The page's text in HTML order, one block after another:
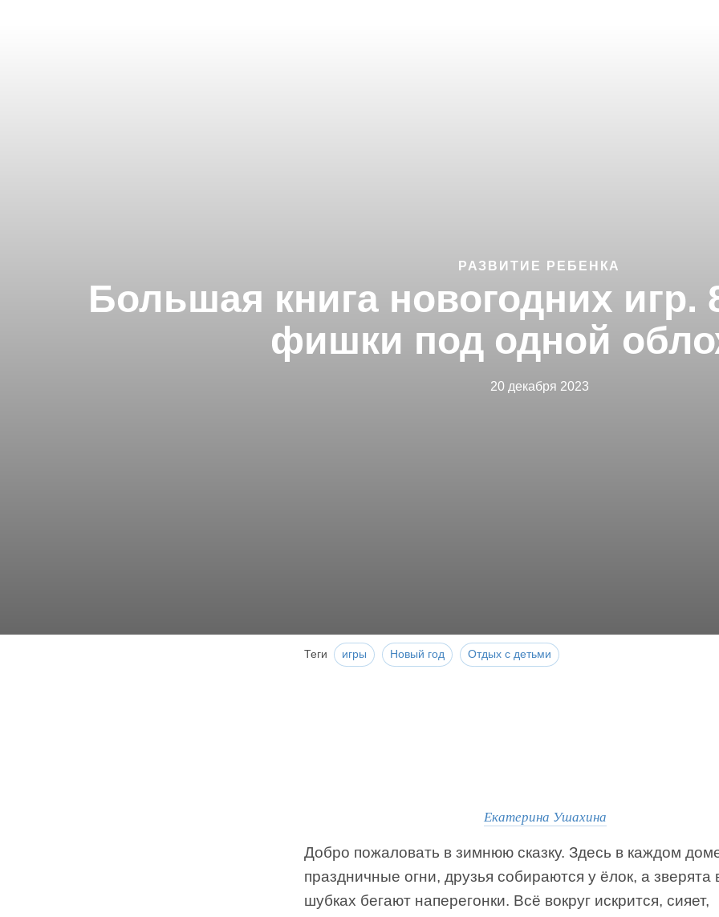
РАЗВИТИЕ РЕБЕНКА
Большая книга новогодних игр.
фишки под одной
20 декабря 2023
Теги игры Новый год Отдых с детьми
Екатерина Ушахина
Добро пожаловать в зимнюю сказку. Здесь в каждом
праздничные огни, друзья собираются у ёлок, а зверята
шубках бегают наперегонки. Всё вокруг искрится, сияет,